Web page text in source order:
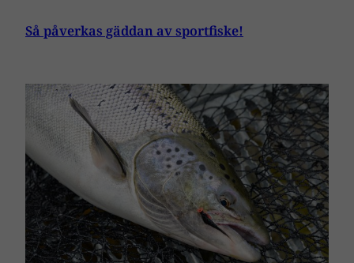
Så påverkas gäddan av sportfiske!